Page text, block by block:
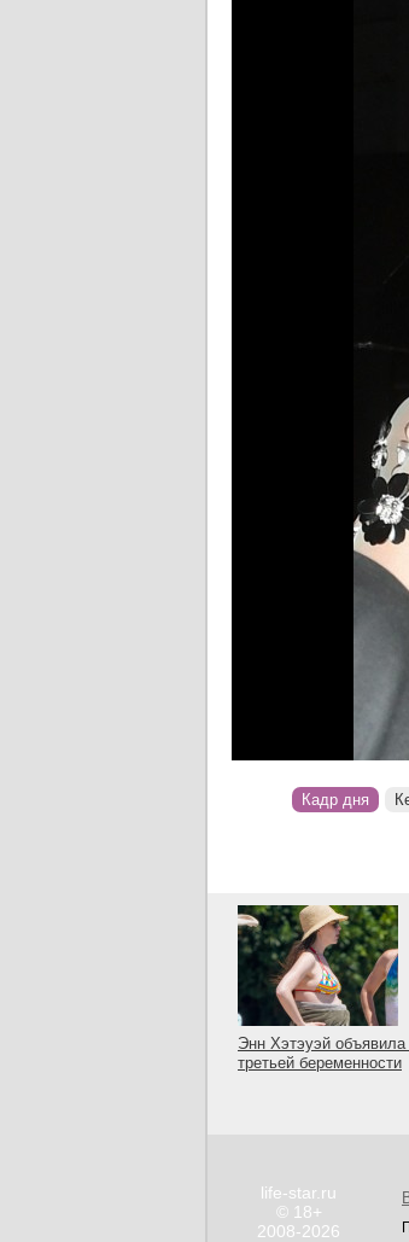
Кадр дня
Энн Хэтэуэй объявила
третьей беременности
life-star.ru
© 18+
2008-2026